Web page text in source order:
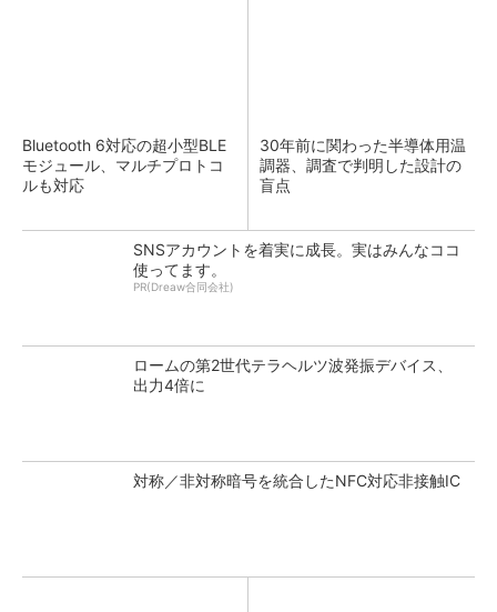
Bluetooth 6対応の超小型BLE
モジュール、マルチプロトコ
ルも対応
30年前に関わった半導体用温
調器、調査で判明した設計の
盲点
SNSアカウントを着実に成長。実はみんなココ
使ってます。
PR(Dreaw合同会社)
ロームの第2世代テラヘルツ波発振デバイス、
出力4倍に
対称／非対称暗号を統合したNFC対応非接触IC